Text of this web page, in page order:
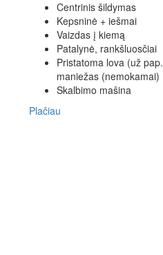
Centrinis šildymas
Kepsninė + iešmai
Vaizdas į kiemą
Patalynė, rankšluosčiai
Pristatoma lova (už
maniežas (nemokamai)
Skalbimo mašina
Plačiau